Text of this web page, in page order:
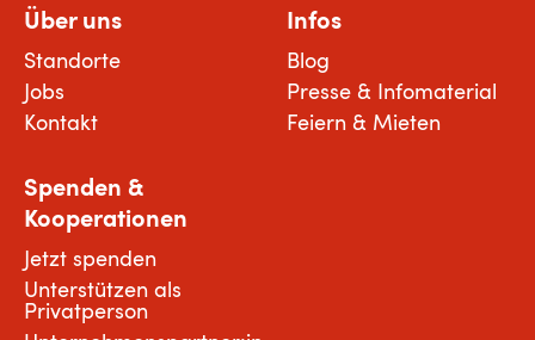
Über uns
Standorte
Jobs
Kontakt
Infos
Blog
Presse & Infomaterial
Feiern & Mieten
Spenden &
Kooperationen
Jetzt spenden
Unterstützen als
Privatperson